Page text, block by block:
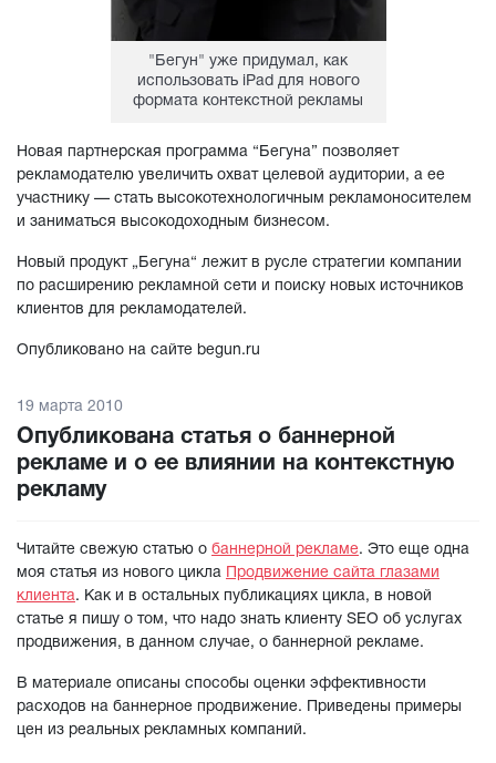
"Бегун" уже придумал, как
использовать iPad для нового
формата контекстной рекламы
Новая партнерская программа “Бегуна” позволяет
рекламодателю увеличить охват целевой аудитории, а ее
участнику — стать высокотехнологичным рекламоносителем
и заниматься высокодоходным бизнесом.
Новый продукт „Бегуна“ лежит в русле стратегии компании
по расширению рекламной сети и поиску новых источников
клиентов для рекламодателей.
Опубликовано на сайте begun.ru
19 марта 2010
Опубликована статья о баннерной
рекламе и о ее влиянии на контекстную
рекламу
Читайте свежую статью о баннерной рекламе. Это еще одна
моя статья из нового цикла Продвижение сайта глазами
клиента. Как и в остальных публикациях цикла, в новой
статье я пишу о том, что надо знать клиенту SEO об услугах
продвижения, в данном случае, о баннерной рекламе.
В материале описаны способы оценки эффективности
расходов на баннерное продвижение. Приведены примеры
цен из реальных рекламных компаний.